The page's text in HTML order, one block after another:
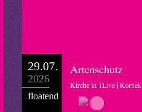
29.07.
2026
floatend
Artenschutz
Kirche in 1Live | Kornek